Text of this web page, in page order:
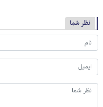
نظر شما